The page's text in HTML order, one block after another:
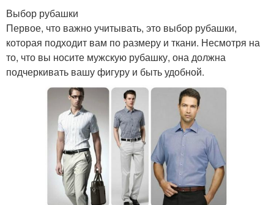
Выбор рубашки
Первое, что важно учитывать, это выбор рубашки,
которая подходит вам по размеру и ткани. Несмотря на
то, что вы носите мужскую рубашку, она должна
подчеркивать вашу фигуру и быть удобной.